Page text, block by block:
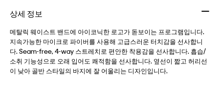
상세 정보
메탈릭 웨이스트 밴드에 아이코닉한 로고가 돋보이는 프로그램입니다.
지속가능한 마이크로 파이버를 사용해 고급스러운 터치감을 선사합니
다. Seam-free, 4-way 스트레치로 편안한 착용감을 선사합니다. 흡습/
소취 기능성으로 오래 입어도 쾌적함을 선사합니다. 옆선이 짧고 허리선
이 낮아 골반 스타일의 바지에 잘 어울리는 디자인입니다.